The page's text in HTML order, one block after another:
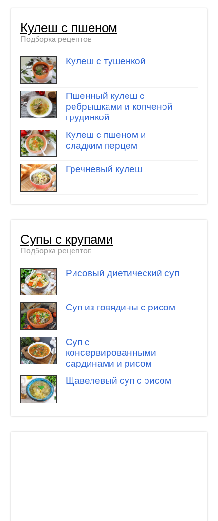
Кулеш с пшеном
Подборка рецептов
Кулеш с тушенкой
Пшенный кулеш с
ребрышками и копченой
грудинкой
Кулеш с пшеном и
сладким перцем
Гречневый кулеш
Супы с крупами
Подборка рецептов
Рисовый диетический суп
Суп из говядины с рисом
Суп с
консервированными
сардинами и рисом
Щавелевый суп с рисом